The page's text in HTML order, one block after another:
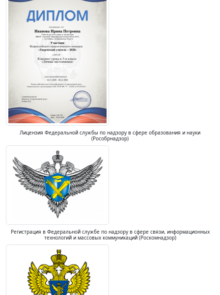
Лицензия Федеральной службы по надзору в сфере образования и науки
(Рособрнадзор)
Регистрация в Федеральной службе по надзору в сфере связи, информационных
технологий и массовых коммуникаций (Роскомнадзор)